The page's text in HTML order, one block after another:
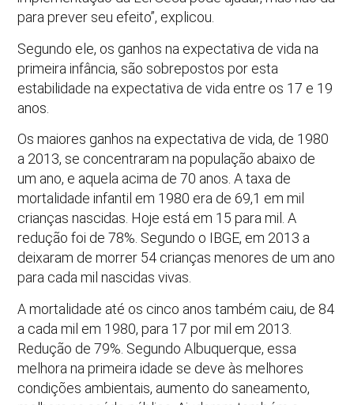
para prever seu efeito”, explicou.
Segundo ele, os ganhos na expectativa de vida na
primeira infância, são sobrepostos por esta
estabilidade na expectativa de vida entre os 17 e 19
anos.
Os maiores ganhos na expectativa de vida, de 1980
a 2013, se concentraram na população abaixo de
um ano, e aquela acima de 70 anos. A taxa de
mortalidade infantil em 1980 era de 69,1 em mil
crianças nascidas. Hoje está em 15 para mil. A
redução foi de 78%. Segundo o IBGE, em 2013 a
deixaram de morrer 54 crianças menores de um ano
para cada mil nascidas vivas.
A mortalidade até os cinco anos também caiu, de 84
a cada mil em 1980, para 17 por mil em 2013.
Redução de 79%. Segundo Albuquerque, essa
melhora na primeira idade se deve às melhores
condições ambientais, aumento do saneamento,